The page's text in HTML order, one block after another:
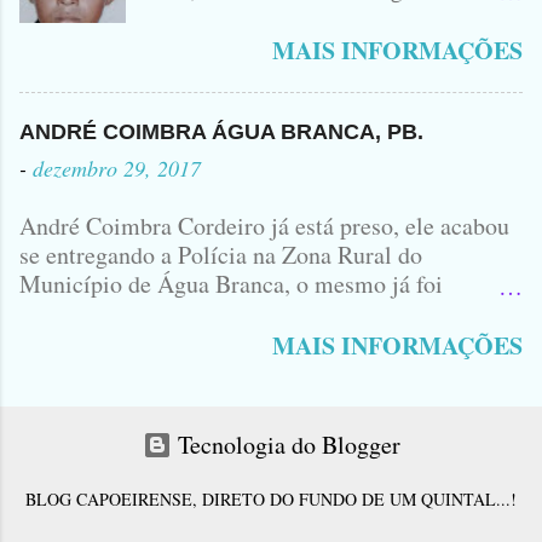
Bairro Jardim Karlota, aqui em
98356406 - Se você souber de alguma
Informação, favor avisar através deste
Luciana, ela tá Desesperada.
MAIS INFORMAÇÕES
ANDRÉ COIMBRA ÁGUA BRANCA, PB.
- dezembro 29, 2017
André Coimbra Cordeiro já está preso, ele acabou
se entregando a Polícia na Zona Rural do
Município de Água Branca, o mesmo já foi
cedo, tinha surgido a informação que, o acusado,
qual seria a Delegacia... Com uma Bíblia na mão,
André seguiu direto para o Município de Patos...
No último sábado André matou o jovem Allison
Ferraz e juntamente com Antônio Corró desovou
MAIS INFORMAÇÕES
Tecnologia do Blogger
BLOG CAPOEIRENSE, DIRETO DO FUNDO DE UM QUINTAL...!